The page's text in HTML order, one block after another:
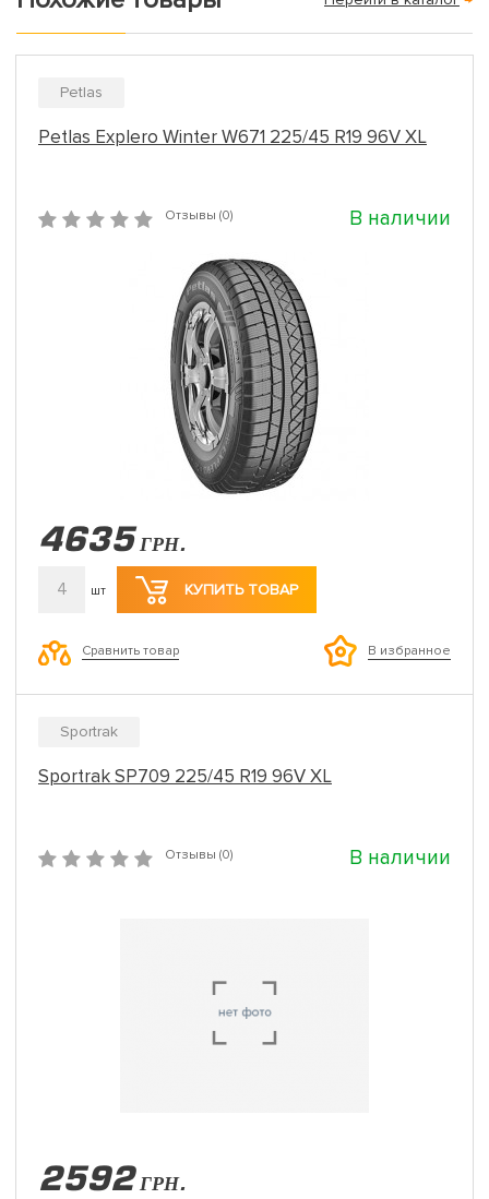
Petlas
Petlas Explero Winter W671 225/45 R19 96V XL
Отзывы (0) В наличии
4635 ГРН.
4 шт КУПИТЬ ТОВАР
Сравнить товар В избранное
Sportrak
Sportrak SP709 225/45 R19 96V XL
Отзывы (0) В наличии
2592 ГРН.